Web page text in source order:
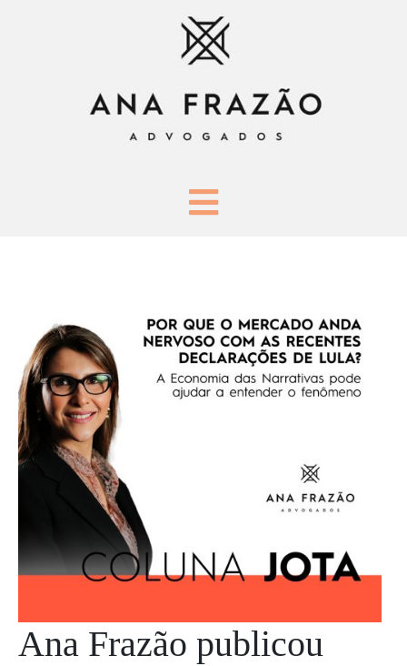
Ana Frazão publicou